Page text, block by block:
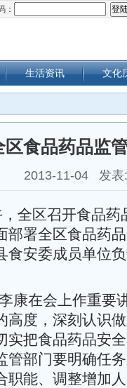
：
生活资讯 文化
食品药品监
2013-11-04 发表:
区召开食品药
部署全区食品药
食安委成员单位
在会上作重要
高度，深刻认识
实把食品药品安
管部门要明确任
职能、调整增加